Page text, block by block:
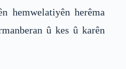
hemwelatiyên herêma
û kes û karên